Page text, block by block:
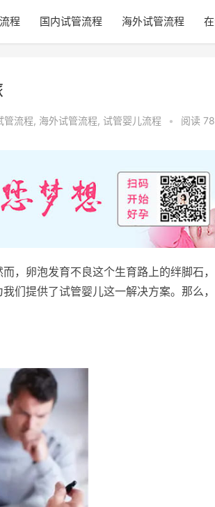
程 国内试管流程 海外试管流程
管流程, 海外试管流程, 试管婴儿流程 • 阅读
，卵泡发育不良这个生育路上的绊脚石
们提供了试管婴儿这一解决方案。那么